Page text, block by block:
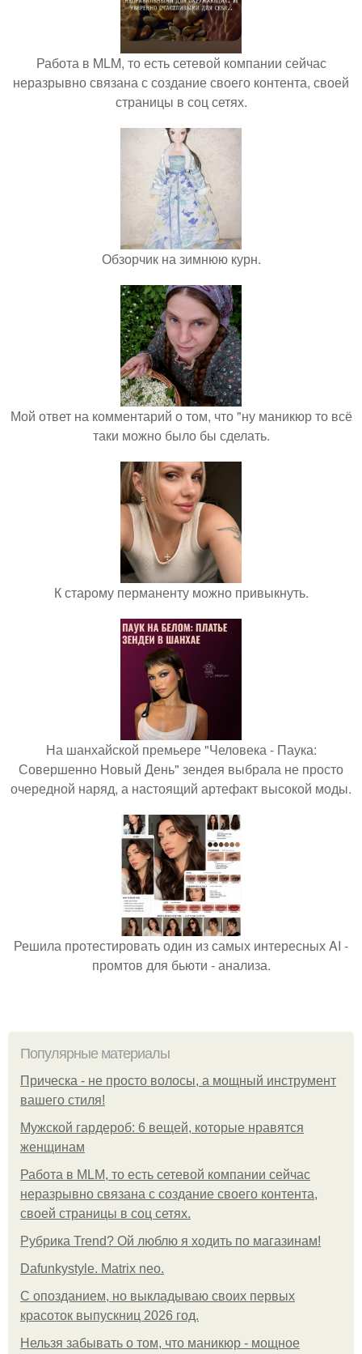
Работа в MLM, то есть сетевой компании сейчас
неразрывно связана с создание своего контента, своей
страницы в соц сетях.
Обзорчик на зимнюю курн.
Мой ответ на комментарий о том, что "ну маникюр то всё
таки можно было бы сделать.
К старому перманенту можно привыкнуть.
На шанхайской премьере "Человека - Паука:
Совершенно Новый День" зендея выбрала не просто
очередной наряд, а настоящий артефакт высокой моды.
Решила протестировать один из самых интересных AI -
промтов для бьюти - анализа.
Популярные материалы
Прическа - не просто волосы, а мощный инструмент
вашего стиля!
Мужской гардероб: 6 вещей, которые нравятся
женщинам
Работа в MLM, то есть сетевой компании сейчас
неразрывно связана с создание своего контента,
своей страницы в соц сетях.
Рубрика Trend? Ой люблю я ходить по магазинам!
Dafunkystyle. Matrix neo.
С опозданием, но выкладываю своих первых
красоток выпускниц 2026 год.
Нельзя забывать о том, что маникюр - мощное